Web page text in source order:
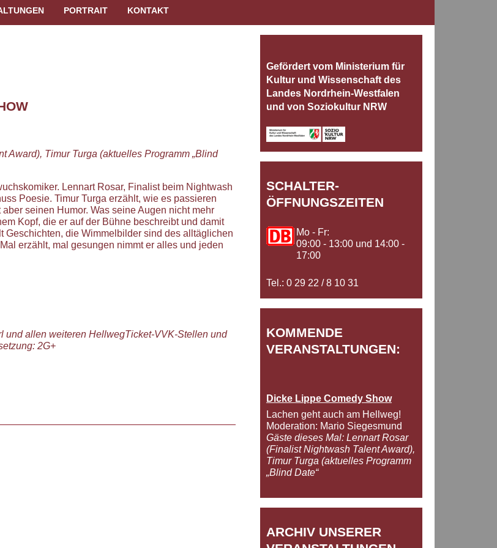
PORTRAIT KONTAKT
Award), Timur Turga (aktuelles Programm „Blind
Lennart Rosar, Finalist beim Nightwash
Poesie. Timur Turga erzählt, wie es passieren
seinen Humor. Was seine Augen nicht mehr
Kopf, die er auf der Bühne beschreibt und damit
Geschichten, die Wimmelbilder sind des alltäglichen
erzählt, mal gesungen nimmt er alles und jeden
und allen weiteren HellwegTicket-VVK-Stellen und
2G+
Gefördert vom Ministerium für
Kultur und Wissenschaft des
Landes Nordrhein‐Westfalen
und von Soziokultur NRW
SCHALTER-
ÖFFNUNGSZEITEN
Mo - Fr:
09:00 - 13:00 und 14:00 -
17:00
Tel.: 0 29 22 / 8 10 31
KOMMENDE
VERANSTALTUNGEN:
Dicke Lippe Comedy Show
Lachen geht auch am Hellweg!
Moderation: Mario Siegesmund
Gäste dieses Mal: Lennart Rosar
(Finalist Nightwash Talent Award),
Timur Turga (aktuelles Programm
„Blind Date“
ARCHIV UNSERER